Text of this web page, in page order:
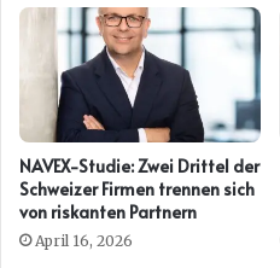
NAVEX-Studie: Zwei Drittel der
Schweizer Firmen trennen sich
von riskanten Partnern
April 16, 2026